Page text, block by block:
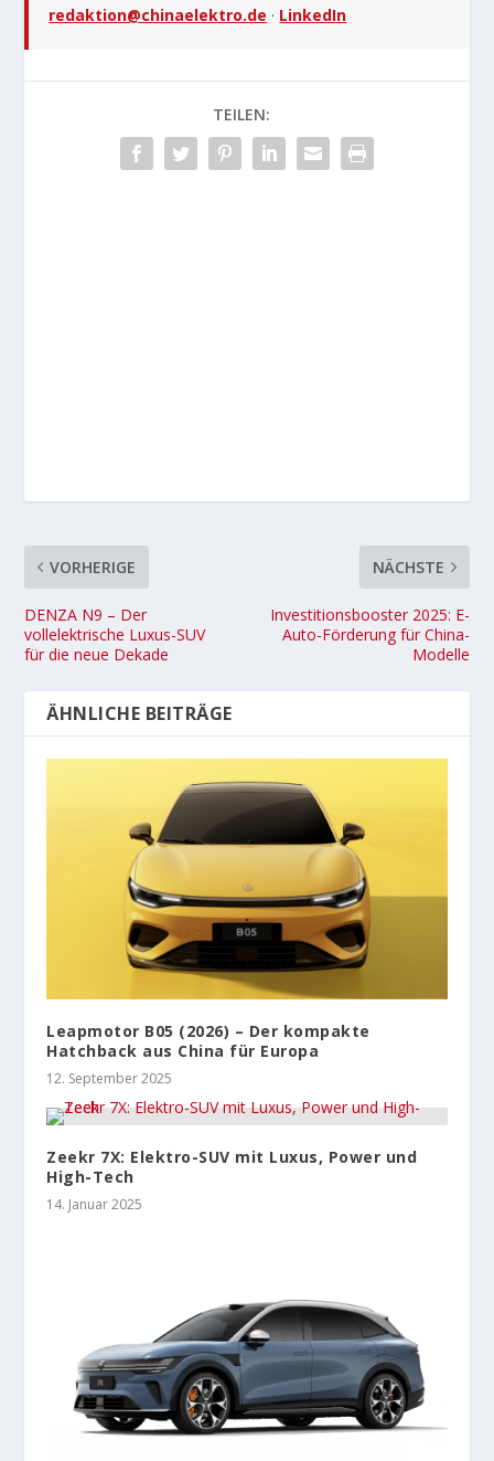
redaktion@chinaelektro.de · LinkedIn
TEILEN:
VORHERIGE
DENZA N9 – Der
vollelektrische Luxus-SUV
für die neue Dekade
NÄCHSTE
Investitionsbooster 2025: E-
Auto-Förderung für China-
Modelle
ÄHNLICHE BEITRÄGE
Leapmotor B05 (2026) – Der kompakte
Hatchback aus China für Europa
12. September 2025
Zeekr 7X: Elektro-SUV mit Luxus, Power und
High-Tech
14. Januar 2025